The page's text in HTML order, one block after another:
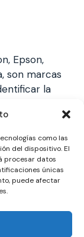
como las
del dispositivo. El
procesar datos
únicas
puede afectar
Epson,
son marcas
la
laser,
y
registradas
oficiales,